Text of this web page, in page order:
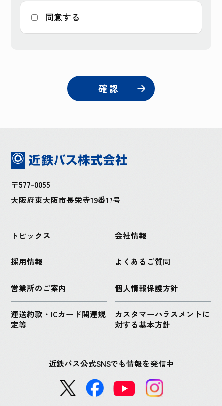
同意する
確 認
〒577-0055
大阪府東大阪市長栄寺19番17号
トピックス 会社情報
採用情報 よくあるご質問
営業所のご案内 個人情報保護方針
運送約款・ICカード関連規
定等
カスタマーハラスメントに
対する基本方針
近鉄バス公式SNSでも情報を発信中